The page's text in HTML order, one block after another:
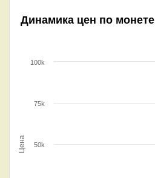
Динамика цен по монете
Цена
100k
50k
75k